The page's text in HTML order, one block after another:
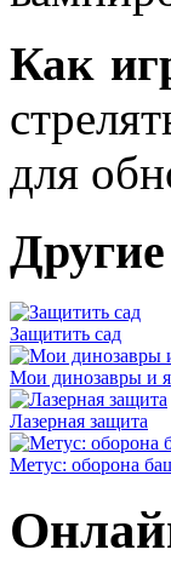
Как
для
Защитить сад
Мои динозавры и я
Лазерная защита
Метус: оборона